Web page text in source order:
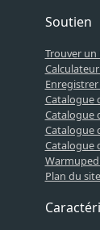
Soutien
Trouver
Catalogue
Catalogue
Catalogue
Catalogue
Plan du site